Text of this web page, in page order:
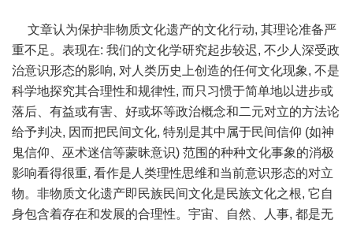
文章认为保护非物质文化遗产的文化行动, 其理论准备严
重不足。表现在: 我们的文化学研究起步较迟, 不少人深受政
治意识形态的影响, 对人类历史上创造的任何文化现象, 不是
科学地探究其合理性和规律性, 而只习惯于简单地以进步或
落后、有益或有害、好或坏等政治概念和二元对立的方法论
给予判决, 因而把民间文化, 特别是其中属于民间信仰 (如神
鬼信仰、巫术迷信等蒙昧意识) 范围的种种文化事象的消极
影响看得很重, 看作是人类理性思维和当前意识形态的对立
物。非物质文化遗产即民族民间文化是民族文化之根, 它自
身包含着存在和发展的合理性。宇宙、自然、人事, 都是无